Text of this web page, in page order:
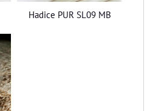
Hadice PUR SL09 MB